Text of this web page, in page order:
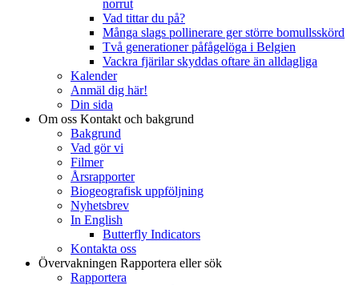
norrut
Vad tittar du på?
Många slags pollinerare ger större bomullsskörd
Två generationer påfågelöga i Belgien
Vackra fjärilar skyddas oftare än alldagliga
Kalender
Anmäl dig här!
Din sida
Om oss Kontakt och bakgrund
Bakgrund
Vad gör vi
Filmer
Årsrapporter
Biogeografisk uppföljning
Nyhetsbrev
In English
Butterfly Indicators
Kontakta oss
Övervakningen Rapportera eller sök
Rapportera